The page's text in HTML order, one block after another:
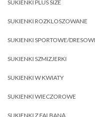
SUKIENKI PLUS SIZE
SUKIENKI ROZKLOSZOWANE
SUKIENKI SPORTOWE/
SUKIENKI SZMIZJERKI
SUKIENKI W KWIATY
SUKIENKI WIECZOROWE
SUKIENKI Z FALBANĄ